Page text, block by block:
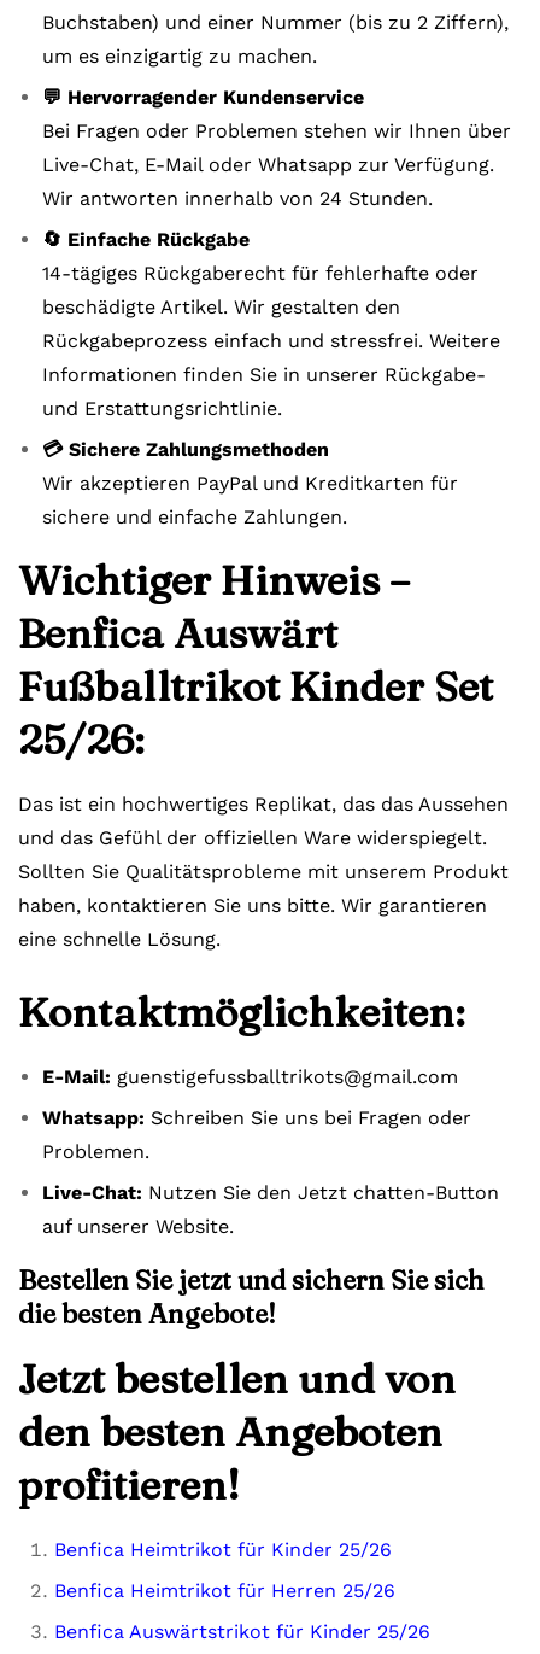
Buchstaben) und einer Nummer (bis zu 2 Ziffern),
um es einzigartig zu machen.
💬 Hervorragender Kundenservice
Bei Fragen oder Problemen stehen wir Ihnen über
Live-Chat, E-Mail oder Whatsapp zur Verfügung.
Wir antworten innerhalb von 24 Stunden.
🔄 Einfache Rückgabe
14-tägiges Rückgaberecht für fehlerhafte oder
beschädigte Artikel. Wir gestalten den
Rückgabeprozess einfach und stressfrei. Weitere
Informationen finden Sie in unserer Rückgabe-
und Erstattungsrichtlinie.
💳 Sichere Zahlungsmethoden
Wir akzeptieren PayPal und Kreditkarten für
sichere und einfache Zahlungen.
Wichtiger Hinweis –
Benfica Auswärt
Fußballtrikot Kinder Set
25/26:
Das ist ein hochwertiges Replikat, das das Aussehen
und das Gefühl der offiziellen Ware widerspiegelt.
Sollten Sie Qualitätsprobleme mit unserem Produkt
haben, kontaktieren Sie uns bitte. Wir garantieren
eine schnelle Lösung.
Kontaktmöglichkeiten:
E-Mail: guenstigefussballtrikots@gmail.com
Whatsapp: Schreiben Sie uns bei Fragen oder
Problemen.
Live-Chat: Nutzen Sie den Jetzt chatten-Button
auf unserer Website.
Bestellen Sie jetzt und sichern Sie sich
die besten Angebote!
Jetzt bestellen und von
den besten Angeboten
profitieren!
Benfica Heimtrikot für Kinder 25/26
Benfica Heimtrikot für Herren 25/26
Benfica Auswärtstrikot für Kinder 25/26